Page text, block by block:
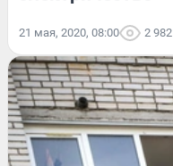
21 мая, 2020, 08:00 2 982